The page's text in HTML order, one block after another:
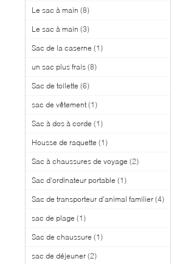
Le sac à main (8)
Le sac à main (3)
Sac de la caserne (1)
un sac plus frais (8)
Sac de toilette (6)
sac de vêtement (1)
Sac à dos à corde (1)
Housse de raquette (1)
Sac à chaussures de voyage (2)
Sac d'ordinateur portable (1)
Sac de transporteur d'animal familier (4)
sac de plage (1)
Sac de chaussure (1)
sac de déjeuner (2)